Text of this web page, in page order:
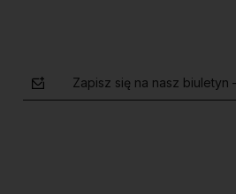
Zapisz się na nasz biuletyn